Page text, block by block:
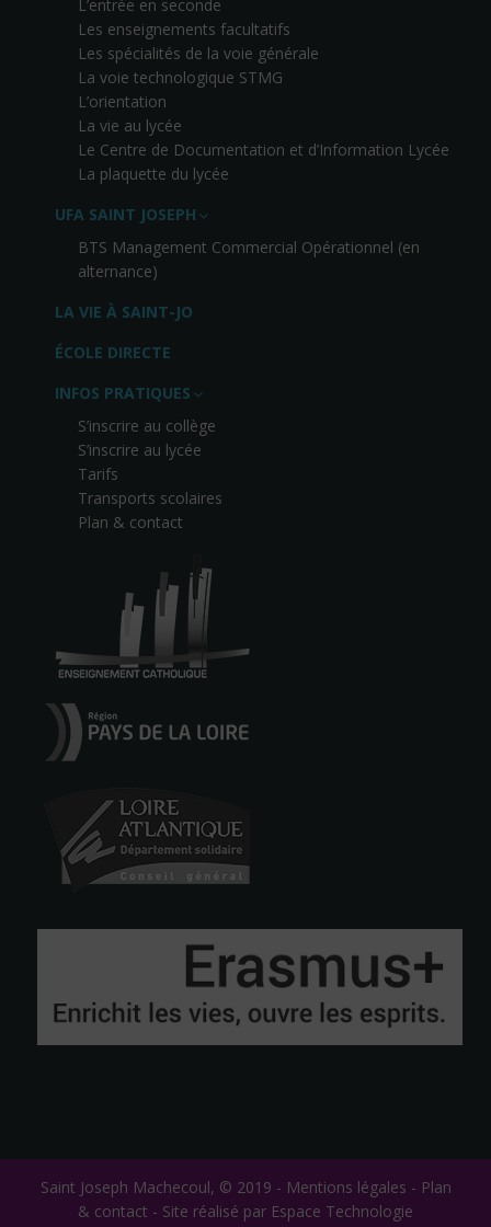
L’entrée en seconde
Les enseignements facultatifs
Les spécialités de la voie générale
La voie technologique STMG
L’orientation
La vie au lycée
Le Centre de Documentation et d’Information Lycée
La plaquette du lycée
UFA SAINT JOSEPH
BTS Management Commercial Opérationnel (en
alternance)
LA VIE À SAINT-JO
ÉCOLE DIRECTE
INFOS PRATIQUES
S’inscrire au collège
S’inscrire au lycée
Tarifs
Transports scolaires
Plan & contact
Saint Joseph Machecoul, © 2019 - Mentions légales - Plan
& contact - Site réalisé par Espace Technologie